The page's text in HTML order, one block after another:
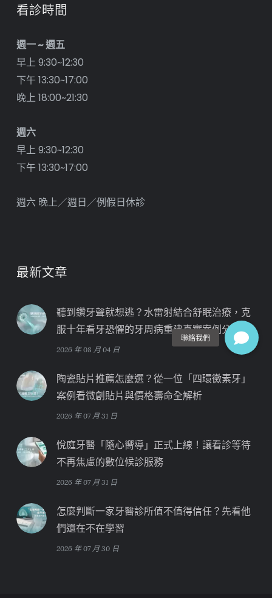
看診時間
週一 ~ 週五
早上 9:30~12:30
下午 13:30~17:00
晚上 18:00~21:30
週六
早上 9:30~12:30
下午 13:30~17:00
週六 晚上／週日／例假日休診
最新文章
聽到鑽牙聲就想逃？水雷射結合舒眠治療，克
服十年看牙恐懼的牙周病重建真實案例分享
2026 年 08 月 04 日
陶瓷貼片推薦怎麼選？從一位「四環黴素牙」
案例看微創貼片與價格壽命全解析
2026 年 07 月 31 日
悅庭牙醫「隨心嚮導」正式上線！讓看診等待
不再焦慮的數位候診服務
2026 年 07 月 31 日
怎麼判斷一家牙醫診所值不值得信任？先看他
們還在不在學習
2026 年 07 月 30 日